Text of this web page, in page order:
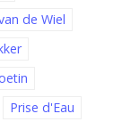
de Wiel
Prise d'Eau